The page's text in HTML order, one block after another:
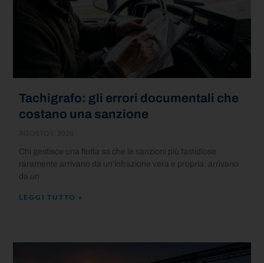
Tachigrafo: gli errori documentali che
costano una sanzione
Chi gestisce una flotta sa che le sanzioni più fastidiose
raramente arrivano da un’infrazione vera e propria: arrivano
da un
LEGGI TUTTO »